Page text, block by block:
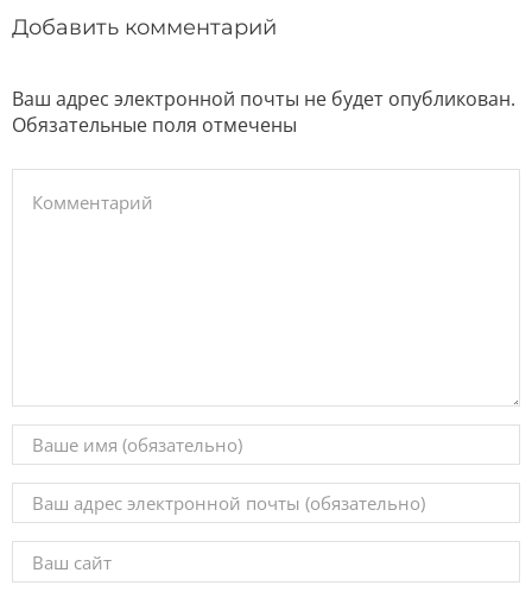
Добавить комментарий
Ваш адрес электронной почты не будет опубликован.
Обязательные поля отмечены